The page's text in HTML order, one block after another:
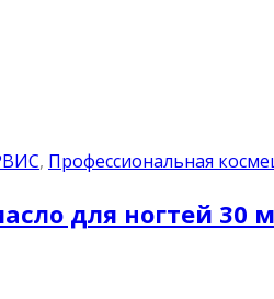
, Профессиональная
для ногтей 30